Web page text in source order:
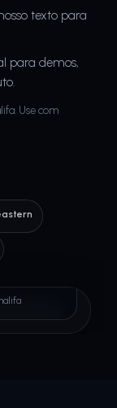
texto para
para demos,
Use com